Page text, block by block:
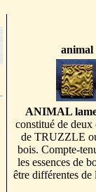
animal
ANIMAL
constitué de deux
de TRUZZLE
bois. Compte-
les essences de
être différentes de